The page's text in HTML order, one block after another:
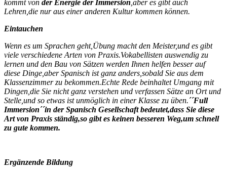
kommt von der Energie der Immersion ,aber es gibt auch
Lehren,die nur aus einer anderen Kultur kommen können.
Eintauchen
Wenn es um Sprachen geht,Übung macht den Meister,und es gibt
viele verschiedene Arten von Praxis.Vokabellisten auswendig zu
lernen und den Bau von Sätzen werden Ihnen helfen besser auf
diese Dinge,aber Spanisch ist ganz anders,sobald Sie aus dem
Klassenzimmer zu bekommen.Echte Rede beinhaltet Umgang mit
Dingen,die Sie nicht ganz verstehen und verfassen Sätze an Ort und
Stelle,und so etwas ist unmöglich in einer Klasse zu üben.´´Full
Immersion´´in der Spanisch Gesellschaft bedeutet,dass Sie diese
Art von Praxis ständig,so gibt es keinen besseren Weg,um schnell
zu gute kommen.
Ergänzende Bildung